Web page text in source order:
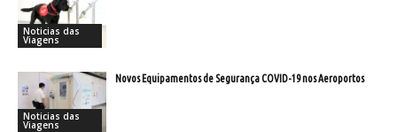
Noticias das
Viagens
Noticias das
Viagens
Novos Equipamentos de Segurança COVID-19 nos Aeroportos